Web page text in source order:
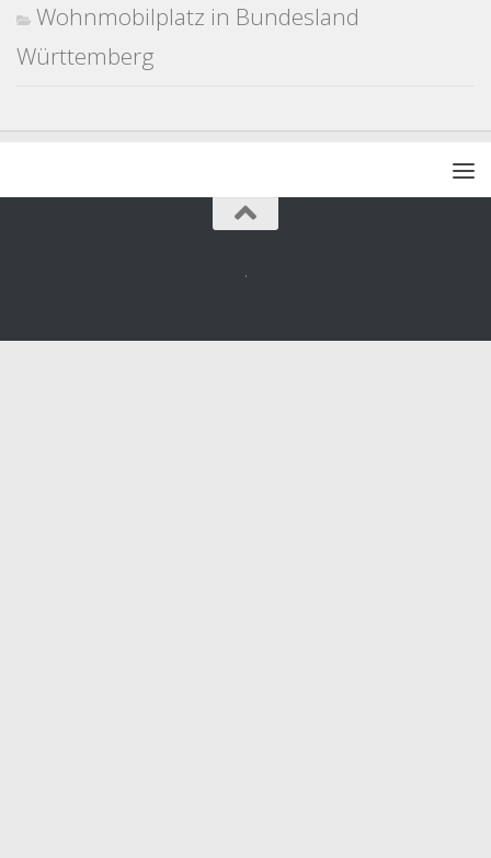
Wohnmobilplatz in Bundesland
Württemberg
.